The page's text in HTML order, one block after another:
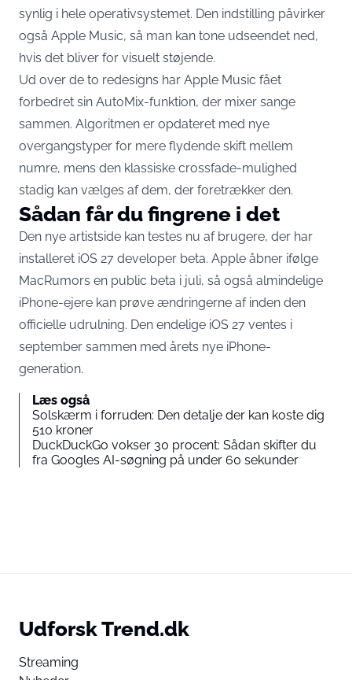
synlig i hele operativsystemet. Den indstilling påvirker
også Apple Music, så man kan tone udseendet ned,
hvis det bliver for visuelt støjende.
Ud over de to redesigns har Apple Music fået
forbedret sin AutoMix-funktion, der mixer sange
sammen. Algoritmen er opdateret med nye
overgangstyper for mere flydende skift mellem
numre, mens den klassiske crossfade-mulighed
stadig kan vælges af dem, der foretrækker den.
Sådan får du fingrene i det
Den nye artistside kan testes nu af brugere, der har
installeret iOS 27 developer beta. Apple åbner ifølge
MacRumors en public beta i juli, så også almindelige
iPhone-ejere kan prøve ændringerne af inden den
officielle udrulning. Den endelige iOS 27 ventes i
september sammen med årets nye iPhone-
generation.
Læs også
Solskærm i forruden: Den detalje der kan koste dig
510 kroner
DuckDuckGo vokser 30 procent: Sådan skifter du
fra Googles AI-søgning på under 60 sekunder
Udforsk Trend.dk
Streaming